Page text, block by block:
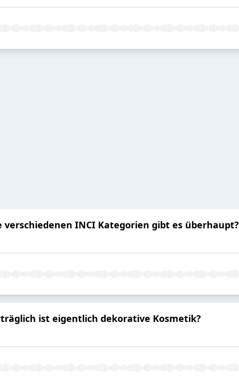
INCI Kategorien gibt es überhaupt?
ist eigentlich dekorative Kosmetik?